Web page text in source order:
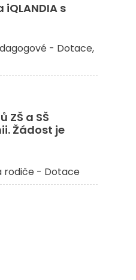
s
- Dotace
a SŠ
Žádost je
rodiče - Dotace